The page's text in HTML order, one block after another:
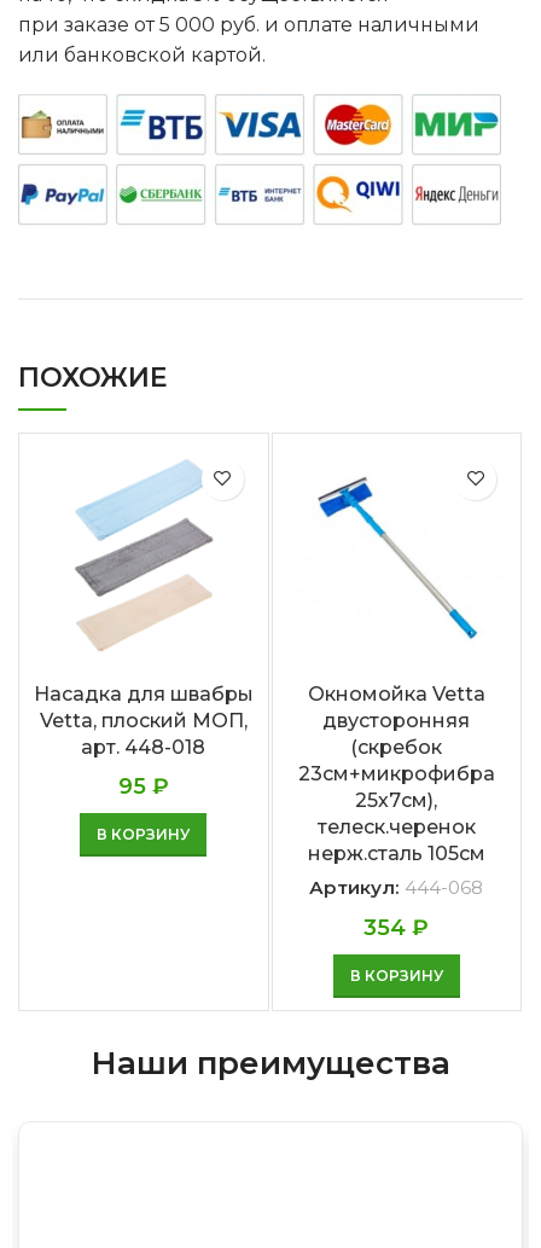
при заказе от 5 000 руб. и оплате наличными
или банковской картой.
ПОХОЖИЕ
Насадка для швабры
Vetta, плоский МОП,
арт. 448-018
95 ₽
В КОРЗИНУ
Окномойка Vetta
двусторонняя
(скребок
23см+микрофибра
25х7см),
телеск.черенок
нерж.сталь 105см
Артикул: 444-068
354₽
В КОРЗИНУ
Наши преимущества